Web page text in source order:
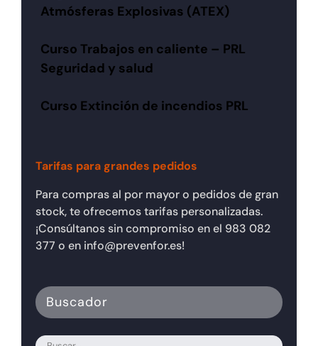
Atmósferas Explosivas (ATEX)
Curso Trabajos en caliente – PRL
Seguridad y salud
Curso Extinción de incendios PRL
Tarifas para grandes pedidos
Para compras al por mayor o pedidos de gran
stock, te ofrecemos tarifas personalizadas.
¡Consúltanos sin compromiso en el 983 082
377 o en info@prevenfor.es!
Buscador